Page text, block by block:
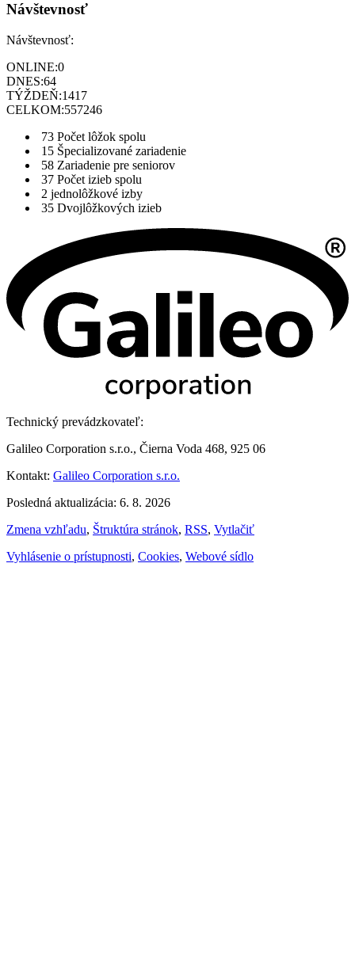
Návštevnosť
Návštevnosť:
ONLINE:0
DNES:64
TÝŽDEŇ:1417
CELKOM:557246
73 Počet lôžok spolu
15 Špecializované zariadenie
58 Zariadenie pre seniorov
37 Počet izieb spolu
2 jednolôžkové izby
35 Dvojlôžkových izieb
Technický prevádzkovateľ:
Galileo Corporation s.r.o., Čierna Voda 468, 925 06
Kontakt: Galileo Corporation s.r.o.
Posledná aktualizácia: 6. 8. 2026
Zmena vzhľadu, Štruktúra stránok, RSS, Vytlačiť
Vyhlásenie o prístupnosti, Cookies, Webové sídlo